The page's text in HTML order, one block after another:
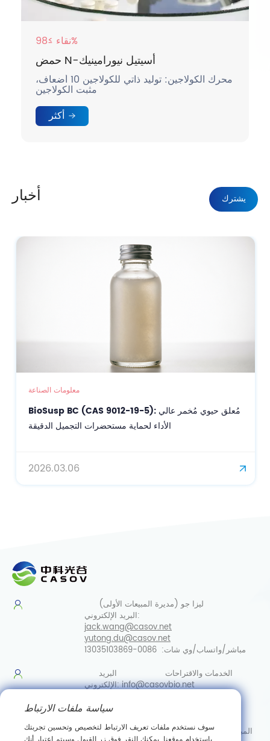
نقاء ≥98%
حمض N-أسيتيل نيورامينيك
محرك الكولاجين: توليد ذاتي للكولاجين 10 أضعاف،
مثبت الكولاجين
أكثر
أخبار يشترك
معلومات الصناعة
BioSusp BC (CAS 9012-19-5): مُعلق حيوي مُخمر عالي
الأداء لحماية مستحضرات التجميل الدقيقة
2026.03.06
ليزا جو (مديرة المبيعات الأولى)
البريد الإلكتروني:
jack.wang@casov.net
yutong.du@casov.net
مباشر/واتساب/وي شات:
الخدمات والاقتراحات
البريد
الإلكتروني:info@casovbio.net
المبنى التجريبي، القاعدة الصناعية للمطياف المغناطيسي النووي، رقم
سياسة ملفات الارتباط
سوف نستخدم ملفات تعريف الارتباط لتخصيص وتحسين تجربتك